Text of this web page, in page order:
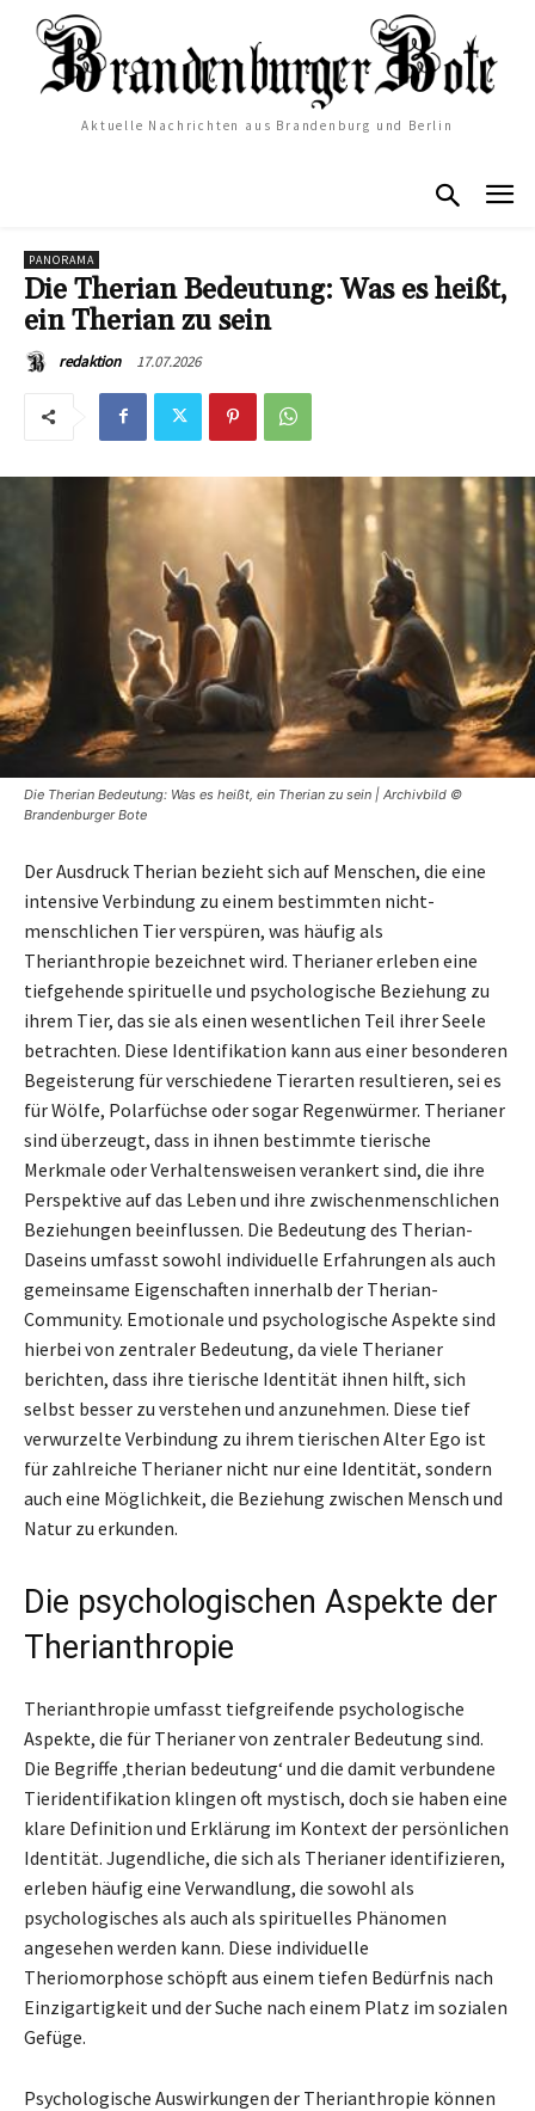
Aktuelle Nachrichten aus Brandenburg und Berlin
PANORAMA
Die Therian Bedeutung: Was es heißt,
ein Therian zu sein
redaktion 17.07.2026
Die Therian Bedeutung: Was es heißt, ein Therian zu sein | Archivbild ©
Brandenburger Bote
Der Ausdruck Therian bezieht sich auf Menschen, die eine
intensive Verbindung zu einem bestimmten nicht-
menschlichen Tier verspüren, was häufig als
Therianthropie bezeichnet wird. Therianer erleben eine
tiefgehende spirituelle und psychologische Beziehung zu
ihrem Tier, das sie als einen wesentlichen Teil ihrer Seele
betrachten. Diese Identifikation kann aus einer besonderen
Begeisterung für verschiedene Tierarten resultieren, sei es
für Wölfe, Polarfüchse oder sogar Regenwürmer. Therianer
sind überzeugt, dass in ihnen bestimmte tierische
Merkmale oder Verhaltensweisen verankert sind, die ihre
Perspektive auf das Leben und ihre zwischenmenschlichen
Beziehungen beeinflussen. Die Bedeutung des Therian-
Daseins umfasst sowohl individuelle Erfahrungen als auch
gemeinsame Eigenschaften innerhalb der Therian-
Community. Emotionale und psychologische Aspekte sind
hierbei von zentraler Bedeutung, da viele Therianer
berichten, dass ihre tierische Identität ihnen hilft, sich
selbst besser zu verstehen und anzunehmen. Diese tief
verwurzelte Verbindung zu ihrem tierischen Alter Ego ist
für zahlreiche Therianer nicht nur eine Identität, sondern
auch eine Möglichkeit, die Beziehung zwischen Mensch und
Natur zu erkunden.
Die psychologischen Aspekte der
Therianthropie
Therianthropie umfasst tiefgreifende psychologische
Aspekte, die für Therianer von zentraler Bedeutung sind.
Die Begriffe ‚therian bedeutung‘ und die damit verbundene
Tieridentifikation klingen oft mystisch, doch sie haben eine
klare Definition und Erklärung im Kontext der persönlichen
Identität. Jugendliche, die sich als Therianer identifizieren,
erleben häufig eine Verwandlung, die sowohl als
psychologisches als auch als spirituelles Phänomen
angesehen werden kann. Diese individuelle
Theriomorphose schöpft aus einem tiefen Bedürfnis nach
Einzigartigkeit und der Suche nach einem Platz im sozialen
Gefüge.
Psychologische Auswirkungen der Therianthropie können